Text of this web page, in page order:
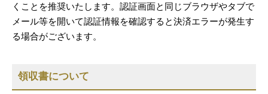
くことを推奨いたします。認証画面と同じブラウザやタブで
メール等を開いて認証情報を確認すると決済エラーが発生す
る場合がございます。
領収書について